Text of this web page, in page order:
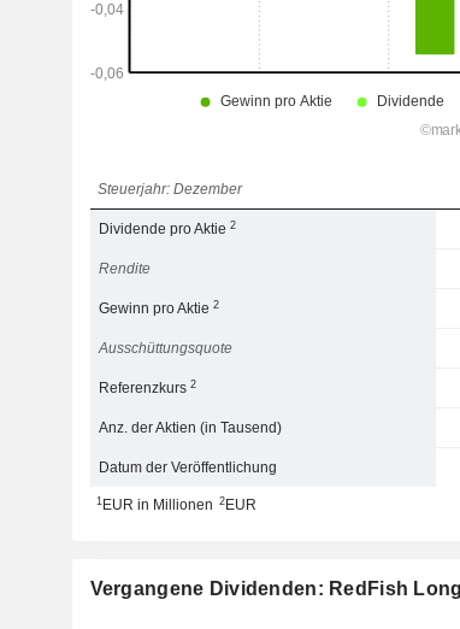
Steuerjahr: Dezember
Dividende pro Aktie2
Rendite
Gewinn pro Aktie2
Ausschüttungsquote
Referenzkurs2
Anz. der Aktien (in Tausend)
Datum der Veröffentlichung
1EUR in Millionen 2EUR
Vergangene Dividenden: RedFish